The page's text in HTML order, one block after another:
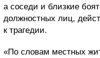
а соседи и близкие
должностных лиц,
к трагедии.
«По словам местных